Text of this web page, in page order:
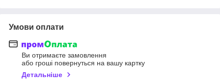
Умови оплати
Ви отримаєте замовлення
або гроші повернуться на вашу картку
Детальніше